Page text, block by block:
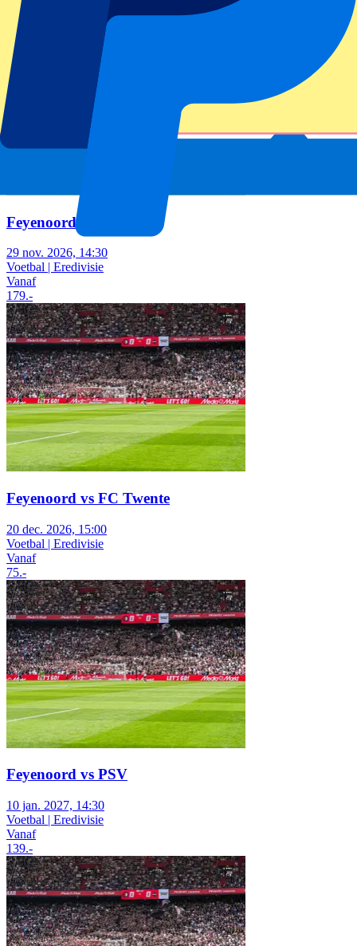
Vanaf
75.-
Feyenoord vs Ajax
29 nov. 2026, 14:30
Voetbal | Eredivisie
Vanaf
179.-
Feyenoord vs FC Twente
20 dec. 2026, 15:00
Voetbal | Eredivisie
Vanaf
75.-
Feyenoord vs PSV
10 jan. 2027, 14:30
Voetbal | Eredivisie
Vanaf
139.-